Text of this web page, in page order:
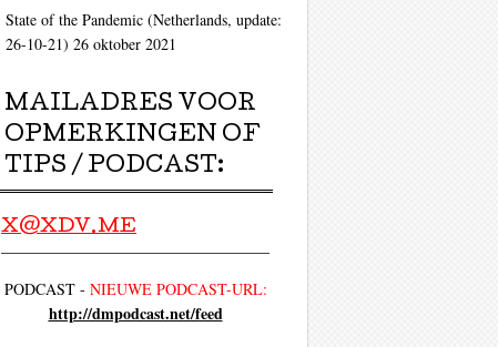
State of the Pandemic (Netherlands, update:
26-10-21) 26 oktober 2021
MAILADRES VOOR
OPMERKINGEN OF
TIPS / PODCAST:
X@XDV.ME
PODCAST - NIEUWE PODCAST-URL:
http://dmpodcast.net/feed